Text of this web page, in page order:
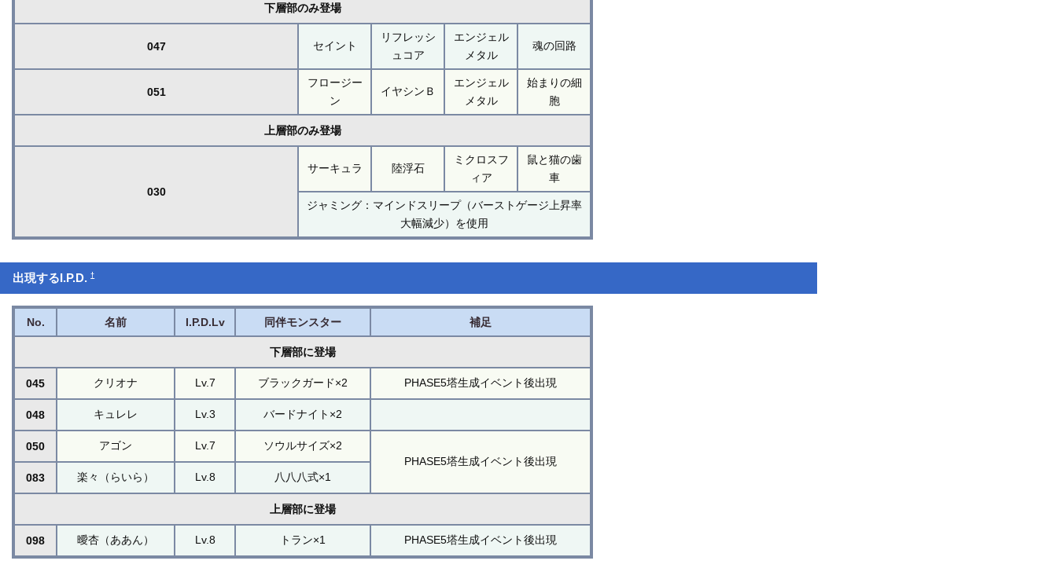
下層部のみ登場
047 セイント
リフレッシ
ュコア
エンジェル
メタル
魂の回路
051
フロージー
ン
イヤシンＢ
エンジェル
メタル
始まりの細
胞
上層部のみ登場
030
サーキュラ 陸浮石
ミクロスフ
ィア
鼠と猫の歯
車
ジャミング：マインドスリープ（バーストゲージ上昇率
大幅減少）を使用
出現するI.P.D.†
No. 名前 I.P.D.Lv 同伴モンスター 補足
下層部に登場
045 クリオナ Lv.7 ブラックガード×2 PHASE5塔生成イベント後出現
048 キュレレ Lv.3 バードナイト×2
050 アゴン Lv.7
ソウルサイズ×2
PHASE5塔生成イベント後出現
083
楽々（らいら） Lv.8 八八八式×1
上層部に登場
098 曖杏（ああん） Lv.8 トラン×1 PHASE5塔生成イベント後出現